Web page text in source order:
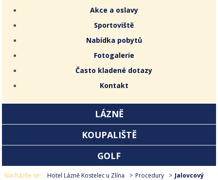
Akce a oslavy
Sportoviště
Nabídka pobytů
Fotogalerie
Často kladené dotazy
Kontakt
LÁZNĚ
KOUPALIŠTĚ
GOLF
Nacházíte se: Hotel Lázně Kostelec u Zlína Procedury
Jalovcový